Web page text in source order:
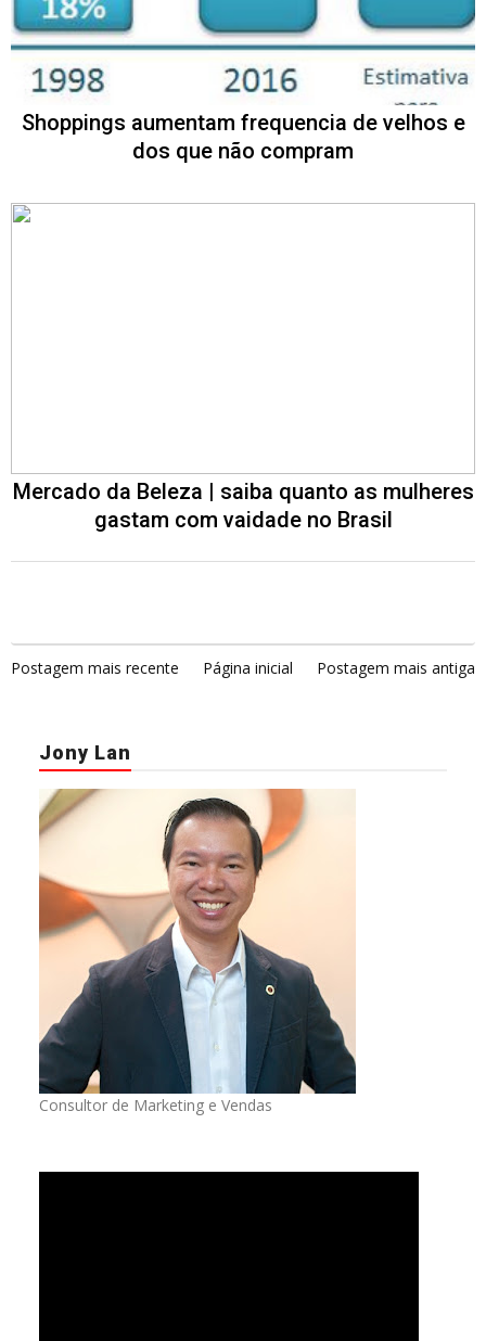
Shoppings aumentam frequencia de velhos e
dos que não compram
Mercado da Beleza | saiba quanto as mulheres
gastam com vaidade no Brasil
Postagem mais recente Página inicial Postagem mais antiga
Jony Lan
Consultor de Marketing e Vendas